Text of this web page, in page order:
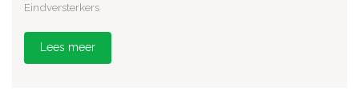
Eindversterkers
Lees meer